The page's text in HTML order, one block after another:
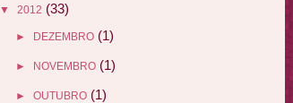
▼ 2012 (33)
► DEZEMBRO (1)
► NOVEMBRO (1)
► OUTUBRO (1)